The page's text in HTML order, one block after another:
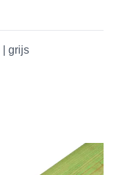
| grijs